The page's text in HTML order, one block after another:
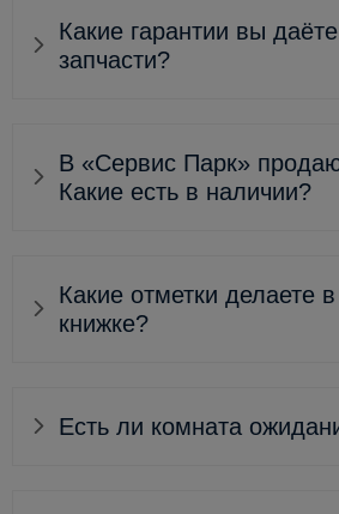
Какие гарантии вы
запчасти?
В «Сервис Парк»
Какие есть в наличии?
Какие отметки делаете
книжке?
Есть ли комната